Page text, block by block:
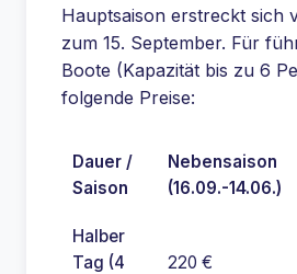
Hauptsaison erstreckt sich
zum 15. September. Für
Boote (Kapazität bis zu 6
folgende Preise:
Dauer /
Saison
Nebensaison
(16.09.-14.06.)
Halber
Tag (4
220 €